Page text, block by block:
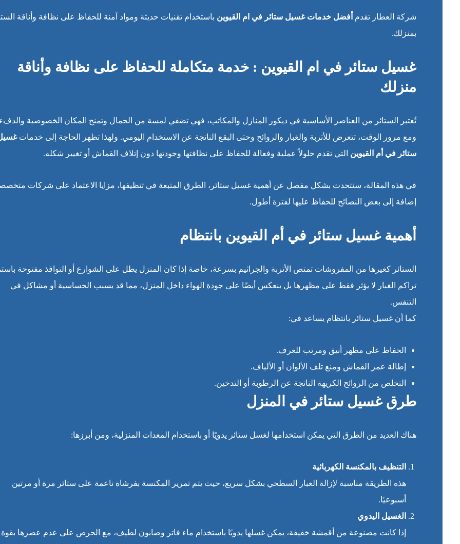
شركة العطار تقدم أفضل خدمات غسيل ستائر في ام القيوين باستخدام تقنيات حديثة ومواد آمنة للحفاظ على نظافة وأناقة
بمنزلك.
غسيل ستائر في ام القيوين : خدمة متكاملة للحفاظ على نظافة وأناقة
منزلك
تُعتبر الستائر من العناصر الأساسية في ديكور المنازل والمكاتب، فهي تضفي لمسة من الجمال وتمنح المكان الخصوصية
ومع مرور الوقت، تتعرض للأتربة والغبار والروائح وحتى البقع الناتجة عن الاستخدام اليومي. ولهذا تظهر الحاجة إلى خدمات
ستائر في أم القيوين التي تقدم حلولاً عملية وفعالة للحفاظ على نظافتها وجودتها دون إتلاف القماش أو تغيير شكله.
في هذه المقالة، سنتحدث بشكل مفصل عن أهمية غسيل ستائر، الطرق المتبعة في تنظيفها، مزايا الاعتماد على شركات
إضافة إلى بعض النصائح للحفاظ عليها لفترة أطول.
أهمية غسيل ستائر في أم القيوين بانتظام
الستائر كغيرها من المفروشات تمتص الأتربة والجراثيم بسرعة، خاصة إذا كان المنزل يطل على الشوارع أو النوافذ مفتوحة
تراكم الغبار لا يؤثر فقط على مظهرها بل ينعكس أيضًا على جودة الهواء داخل المنزل، مما قد يسبب الحساسية أو مشاكل في
التنفس.
كما أن غسيل ستائر بانتظام يساعد في:
الحفاظ على مظهر أنيق ومرتب للغرف.
إطالة عمر القماش ومنع تلف الألوان أو الألياف.
التخلص من الروائح الكريهة الناتجة عن الرطوبة أو التدخين.
طرق غسيل ستائر في المنزل
هناك العديد من الطرق التي يمكن استخدامها لغسل ستائر يدويًا أو باستخدام المعدات المنزلية، ومن أبرزها:
التنظيف بالمكنسة الكهربائية
هذه الطريقة مناسبة لإزالة الغبار السطحي بشكل سريع، حيث يتم تمرير المكنسة بفرشاة ناعمة على ستائر مرة أو مرتين
أسبوعيًا.
الغسيل اليدوي
إذا كانت مصنوعة من أقمشة خفيفة، يمكن غسلها يدويًا باستخدام ماء فاتر وصابون لطيف، مع الحرص على عدم عصرها بقوة